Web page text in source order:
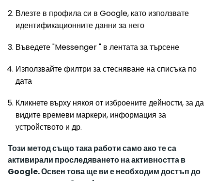
Влезте в профила си в Google, като използвате
идентификационните данни за него
Въведете "Messenger " в лентата за търсене
Използвайте филтри за стесняване на списъка по
дата
Кликнете върху някоя от изброените дейности, за да
видите времеви маркери, информация за
устройството и др.
Този метод също така работи само ако те са
активирали проследяването на активността в
Google. Освен това ще ви е необходим достъп до